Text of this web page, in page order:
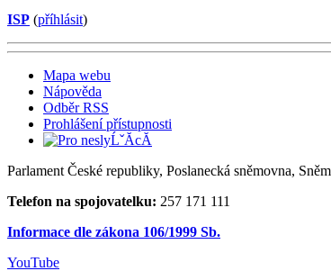
ISP (příhlásit)
Mapa webu
Nápověda
Odběr RSS
Prohlášení přístupnosti
Parlament České republiky, Poslanecká sněmovna,
Telefon na spojovatelku: 257 171 111
Informace dle zákona 106/1999 Sb.
YouTube